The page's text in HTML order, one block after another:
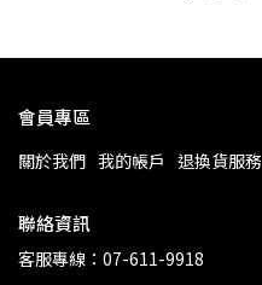
會員專區
關於我們 我的帳戶 退換貨服務
聯絡資訊
客服專線：07-611-9918